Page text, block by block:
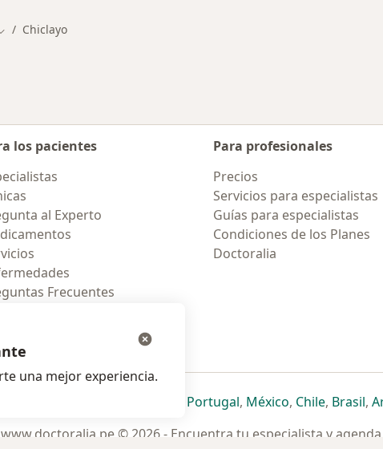
de ciudad
Chiclayo
los pacientes
al Experto
Frecuentes
Para profesionales
Precios
Servicios para especialistas
Guías para especialistas
Condiciones de los Planes
Doctoralia
se abre en una nueva pestaña
se abre en una nueva pestaña
se abre en una nueva pestaña
se abre en una nueva pestaña
Portugalse abre en una nueva
, Méxicose abre en una
, Chilese abre
, Brasilse
,
www.doctoralia.pe © 2026 - Encuentra tu especialista y
una mejor experiencia.